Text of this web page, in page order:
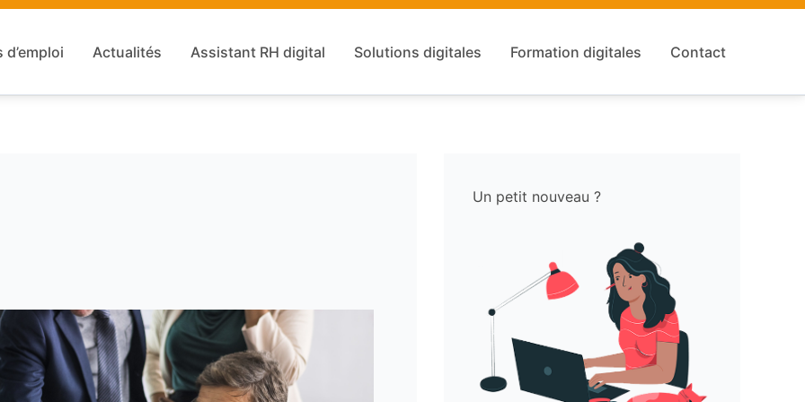
d’emploi Actualités Assistant RH digital Solutions digitales Formation digitales Contact
Un petit nouveau ?